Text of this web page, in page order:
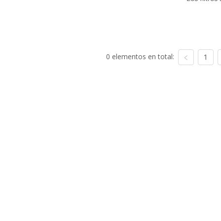
0 elementos en total: 1